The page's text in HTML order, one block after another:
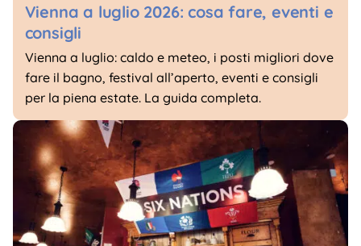
Vienna a luglio 2026: cosa fare, eventi e
consigli
Vienna a luglio: caldo e meteo, i posti migliori dove
fare il bagno, festival all’aperto, eventi e consigli
per la piena estate. La guida completa.